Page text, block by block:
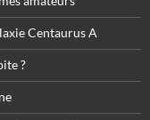
Centaurus A
?